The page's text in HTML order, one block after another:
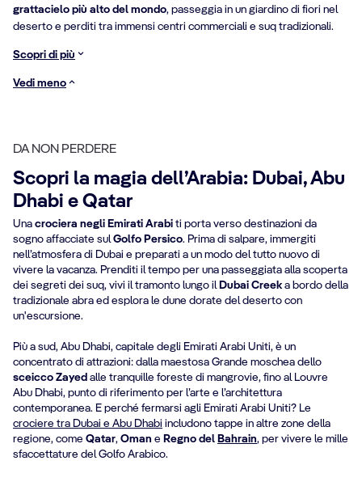
grattacielo più alto del mondo, passeggia in un giardino di fiori nel
deserto e perditi tra immensi centri commerciali e suq tradizionali.
Scopri di più
Vedi meno
DA NON PERDERE
Scopri la magia dell’Arabia: Dubai, Abu
Dhabi e Qatar
Una crociera negli Emirati Arabi ti porta verso destinazioni da
sogno affacciate sulGolfo Persico. Prima di salpare, immergiti
nell’atmosfera di Dubai e preparati a un modo del tutto nuovo di
vivere la vacanza. Prenditi il tempo per una passeggiata alla scoperta
dei segreti dei suq, vivi il tramonto lungo il Dubai Creeka bordo della
tradizionale abra ed esplora le dune dorate del deserto con
un'escursione.
Più a sud, Abu Dhabi, capitale degli Emirati Arabi Uniti, è un
concentrato di attrazioni: dalla maestosa Grande moschea dello
sceicco Zayed alle tranquille foreste di mangrovie, fino al Louvre
Abu Dhabi, punto di riferimento per l’arte e l’architettura
contemporanea. E perché fermarsi agli Emirati Arabi Uniti? Le
crociere tra Dubai e Abu Dhabi includono tappe in altre zone della
regione, come Qatar, Oman e Regno del Bahrain, per vivere le mille
sfaccettature del Golfo Arabico.